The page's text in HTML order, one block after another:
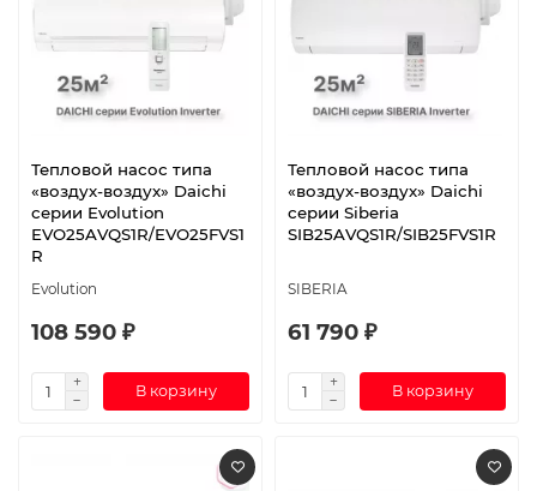
Тепловой насос типа
«воздух-воздух» Daichi
серии Evolution
EVO25AVQS1R/EVO25FVS1
R
Evolution
108 590 ₽
В корзину
Тепловой насос типа
«воздух-воздух» Daichi
серии Siberia
SIB25AVQS1R/SIB25FVS1R
SIBERIA
61 790 ₽
В корзину